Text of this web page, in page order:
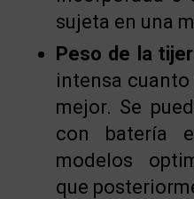
sujeta en una
Peso de la
intensa cuanto
mejor. Se
con batería
modelos
que